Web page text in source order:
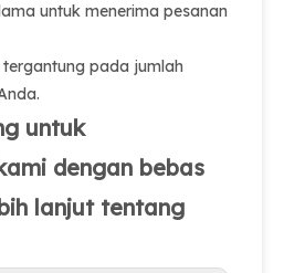
untuk menerima pesanan
pada jumlah
untuk
dengan bebas
lanjut tentang